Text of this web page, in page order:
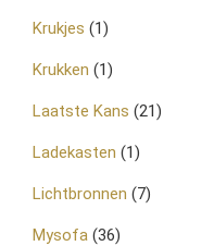
Krukjes (1)
Krukken (1)
Laatste Kans (21)
Ladekasten (1)
Lichtbronnen (7)
Mysofa (36)